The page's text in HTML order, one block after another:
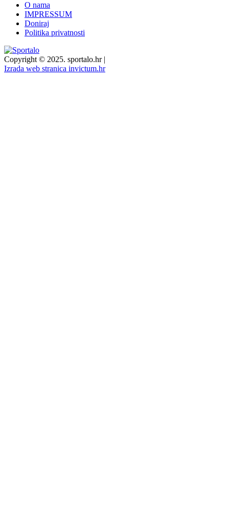
O nama
IMPRESSUM
Doniraj
Politika privatnosti
Copyright © 2025. sportalo.hr |
Izrada web stranica invictum.hr